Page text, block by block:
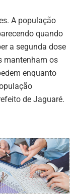
A população
quando
a segunda dose
mantenham os
enquanto
de Jaguaré.